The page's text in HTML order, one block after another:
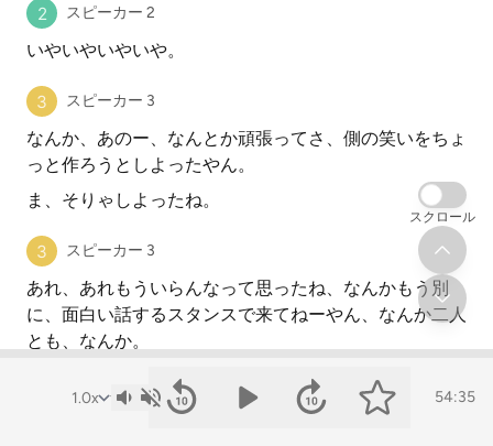
スピーカー 2
いやいやいやいや。
スピーカー 3
なんか、あのー、なんとか頑張ってさ、側の笑いをちょ
っと作ろうとしよったやん。
ま、そりゃしよったね。
スピーカー 3
あれ、あれもういらんなって思ったね、なんかもう別
に、面白い話するスタンスで来てねーやん、なんか二人
とも、なんか。
スピーカー 2 54:35
スクロール